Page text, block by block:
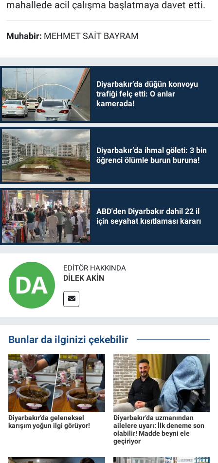
mahallede acil çalışma başlatmaya davet etti.
Muhabir: MEHMET SAİT BAYRAM
Diyarbakır’da düğün konvoyu
trafiği felç etti: O anlar
kamerada!
Diyarbakır’da ihmal göleti: 3 bin
öğrenci ölümle burun buruna!
ABD'den Diyarbakır dahil 22 il
için seyahat kısıtlaması kararı
EDITÖR HAKKINDA
DİLEK AKİN
Bunlar da ilginizi çekebilir
Diyarbakır’da geleneksel
karışım yoğun ilgi görüyor!
Diyarbakır’da uzmanından
ailelere uyarı: İlk deneme son
olabilir! Madde beyni ele
geçiriyor